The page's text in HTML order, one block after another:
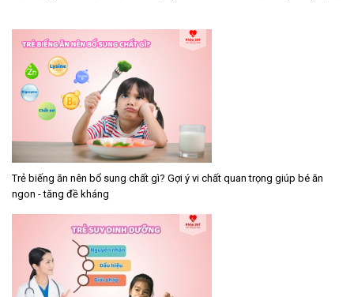
Trẻ biếng ăn nên bổ sung chất gì? Gợi ý vi chất quan trọng giúp bé ăn
ngon - tăng đề kháng